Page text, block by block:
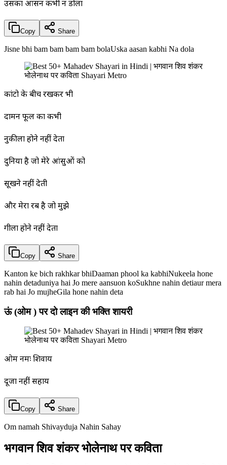
उसका आसन कभी न डोला
Copy Share
Jisne bhi bam bam bam bam bolaUska aasan kabhi Na dola
कांटो के बीच रखकर भी
दामन फूल का कभी
नुकीला होने नहीं देता
दुनिया है जो मेरे आंसुओं को
सूखने नहीं देती
और मेरा रब है जो मुझे
गीला होने नहीं देता
Copy Share
Kanton ke bich rakhkar bhiDaaman phool ka kabhiNukeela hone
nahin detaduniya hai Jo mere aansuon koSukhne nahin detiaur mera
rab hai Jo mujheGila hone nahin deta
ऊं (ओम ) पर दो लाइन की भक्ति शायरी
ओम नमः शिवाय
दूजा नहीं सहाय
Copy Share
Om namah Shivayduja Nahin Sahay
भगवान शिव शंकर भोलेनाथ पर कविता